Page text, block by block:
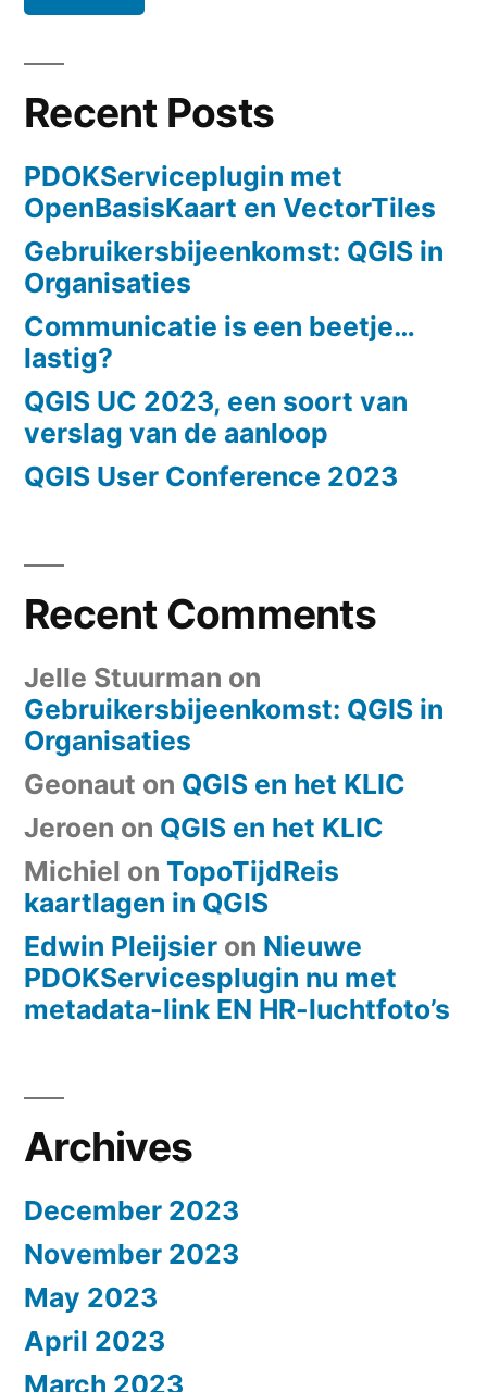
Recent Posts
PDOKServiceplugin met
OpenBasisKaart en VectorTiles
Gebruikersbijeenkomst: QGIS in
Organisaties
Communicatie is een beetje…
lastig?
QGIS UC 2023, een soort van
verslag van de aanloop
QGIS User Conference 2023
Recent Comments
Jelle Stuurman on
Gebruikersbijeenkomst: QGIS in
Organisaties
Geonaut on QGIS en het KLIC
Jeroen on QGIS en het KLIC
Michiel on TopoTijdReis
kaartlagen in QGIS
Edwin Pleijsier on Nieuwe
PDOKServicesplugin nu met
metadata-link EN HR-luchtfoto’s
Archives
December 2023
November 2023
May 2023
April 2023
March 2023